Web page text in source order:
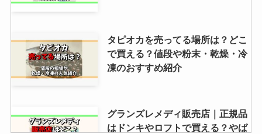
モンブラン絞り器は100均に売っ
てる？ニトリ・ダイソー・セリ
ア・ドンキなど販売店を調査！
【きりっと果実】ピンクグレープ
フルーツは売ってない？販売終了
タピオカを売ってる場所は？どこ
で買える？値段や粉末・乾燥・冷
凍のおすすめ紹介
グランズレメディ販売店｜正規品
はドンキやロフトで買える？やば